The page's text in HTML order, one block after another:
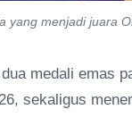
menjadi juara
medali emas
sekaligus